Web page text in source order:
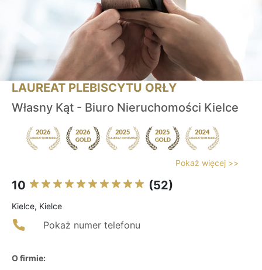
LAUREAT PLEBISCYTU ORŁY
Własny Kąt - Biuro Nieruchomości Kielce
Pokaż więcej >>
10 (52)
Kielce, Kielce
Pokaż numer telefonu
O firmie: